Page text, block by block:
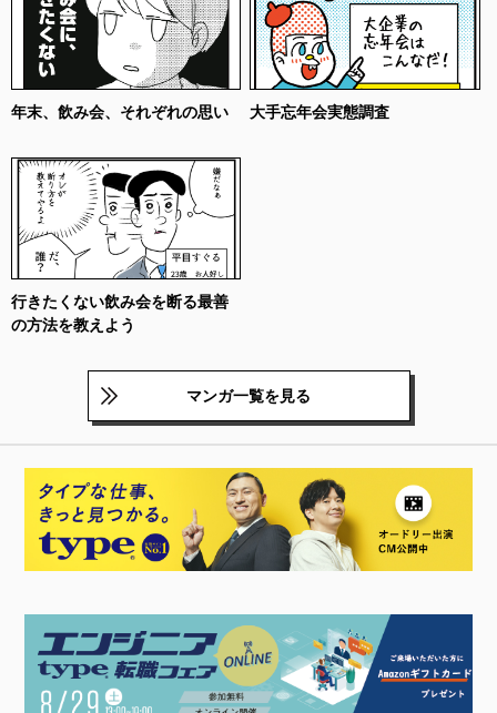
年末、飲み会、それぞれの思い 大手忘年会実態調査
行きたくない飲み会を断る最善
の方法を教えよう
マンガ一覧を見る